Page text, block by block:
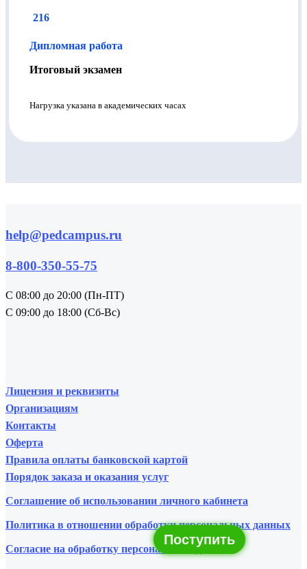
216
Дипломная работа
Итоговый экзамен
Нагрузка указана в академических часах
Поступить
help@pedcampus.ru
8-800-350-55-75
С 08:00 до 20:00 (Пн-ПТ)
С 09:00 до 18:00 (Сб-Вс)
Лицензия и реквизиты
Организациям
Контакты
Оферта
Правила оплаты банковской картой
Порядок заказа и оказания услуг
Соглашение об использовании личного кабинета
Политика в отношении обработки персональных данных
Согласие на обработку персональных данных